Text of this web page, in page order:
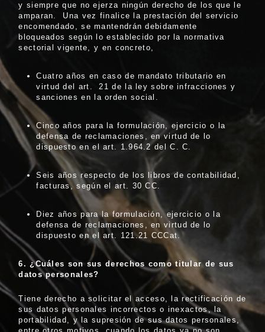
y siempre que no ejerza ningún derecho de los que le
amparan. Una vez finalice la prestación del servicio
encomendado, se mantendrán debidamente
bloqueados según lo establecido por la normativa
sectorial vigente, y en concreto,
Cuatro años en caso de mandato tributario en
virtud del art. 21 de la ley sobre infracciones y
sanciones en la orden social.
Cinco años para la formulación, ejercicio o la
defensa de reclamaciones, en virtud de lo
dispuesto en el art. 1.964.2 del C. C.
Seis años respecto de los libros de contabilidad,
facturas, según el art. 30 CC.
Diez años para la formulación, ejercicio o la
defensa de reclamaciones, en virtud de lo
dispuesto en el art. 121.21 CCCat.
6.¿Cuá les son sus derechos como titular de sus
datos personales?
Tiene derecho a solicitar el acceso, la rectificación de
sus datos personales incorrectos o inexactos, la
portabilidad, y la supresión de sus datos personales,